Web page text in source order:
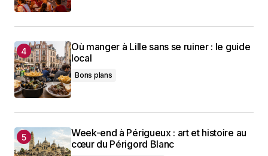
Où manger à Lille sans se ruiner : le guide
local
Bons plans
Week-end à Périgueux : art et histoire au
cœur du Périgord Blanc